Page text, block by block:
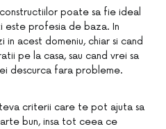
poate sa fie ideal
profesia de baza. In
in acest domeniu, chiar si cand
pe la casa, sau cand vrei sa
descurca fara probleme.
criterii care te pot ajuta sa
bun, insa tot ceea ce